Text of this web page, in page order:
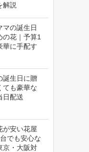
解説
マの誕生日
の花｜予算1
華に手配す
誕生日に贈
ても豪華な
日配送
が安い花屋
でも安心な
京・大阪対